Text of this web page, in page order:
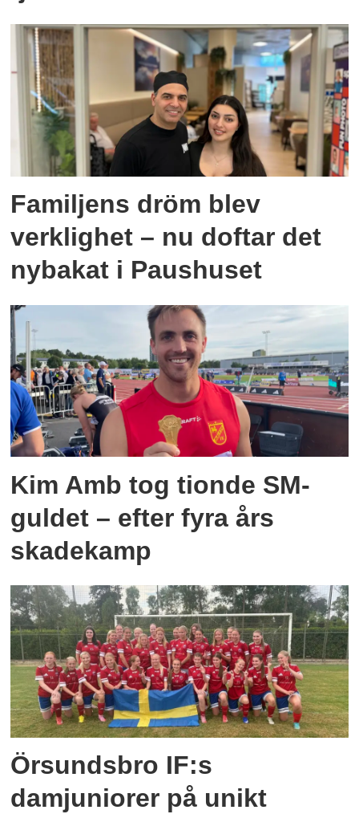
driva åtalet.
Familjens dröm blev
verklighet – nu doftar det
nybakat i Paushuset
Kim Amb tog tionde SM-
guldet – efter fyra års
skadekamp
Örsundsbro IF:s
damjuniorer på unikt